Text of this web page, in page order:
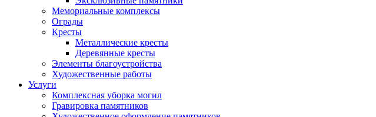
Мемориальные комплексы
Ограды
Кресты
Металлические кресты
Деревянные кресты
Элементы благоустройства
Художественные работы
Услуги
Комплексная уборка могил
Гравировка памятников